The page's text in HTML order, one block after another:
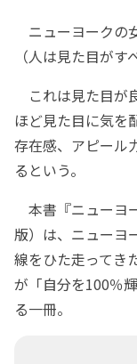
ニューヨークの
（人は見た目がす
これは見た目が
ほど見た目に気を
存在感、アピール
るという。
本書『ニューヨ
版）は、ニューヨ
線をひた走ってき
が「自分を100％
る一冊。